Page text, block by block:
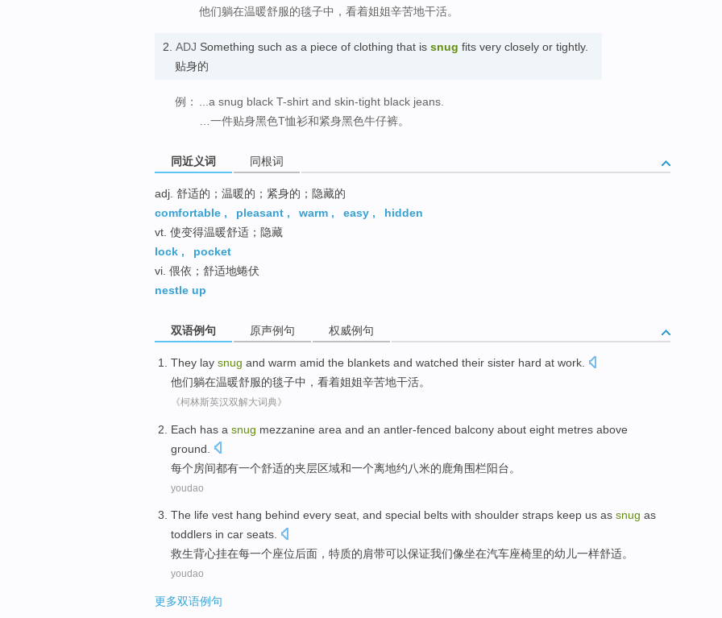
他们躺在温暖舒服的毯子中，看着姐姐辛苦地干活。
2. ADJ Something such as a piece of clothing that is snug fits very closely or tightly.
贴身的
例： ...a snug black T-shirt and skin-tight black jeans.
…一件贴身黑色T恤衫和紧身黑色牛仔裤。
同近义词 同根词
adj. 舒适的；温暖的；紧身的；隐藏的
comfortable , pleasant , warm , easy ,
hidden
vt. 使变得温暖舒适；隐藏
lock ,
pocket
vi. 偎依；舒适地蜷伏
nestle up
双语例句 原声例句 权威例句
They lay snug and warm amid the blankets and watched their sister hard at work
他们躺在温暖舒服的毯子中， 看着姐姐辛苦地干活。
《柯林斯英汉双解大词典》
Each has a snug mezzanine area and an antler-fenced balcony about eight metres above
ground.
每个房间都有一个舒适的夹层区域和一个离地约八米的鹿角 围栏阳台。
youdao
The life vest hang behind every seat, and special belts with shoulder straps keep us as snug as
toddlers in car seats.
救生背心挂在每一个座位后面 ， 特质的肩带可以保证我们像坐在汽车座椅里的幼儿一样舒适。
youdao
更多双语例句